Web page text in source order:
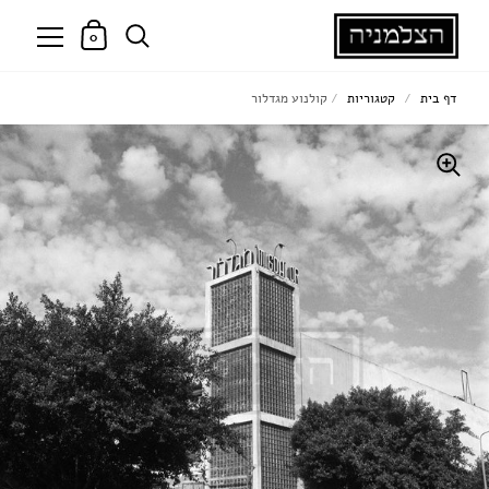
0
דף בית / קטגוריות / קולנוע מגדלור